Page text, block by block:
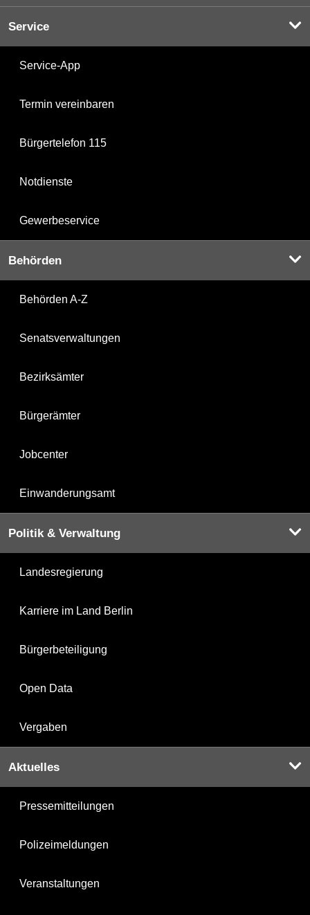
Service
Service-App
Termin vereinbaren
Bürgertelefon 115
Notdienste
Gewerbeservice
Behörden
Behörden A-Z
Senatsverwaltungen
Bezirksämter
Bürgerämter
Jobcenter
Einwanderungsamt
Politik & Verwaltung
Landesregierung
Karriere im Land Berlin
Bürgerbeteiligung
Open Data
Vergaben
Aktuelles
Pressemitteilungen
Polizeimeldungen
Veranstaltungen